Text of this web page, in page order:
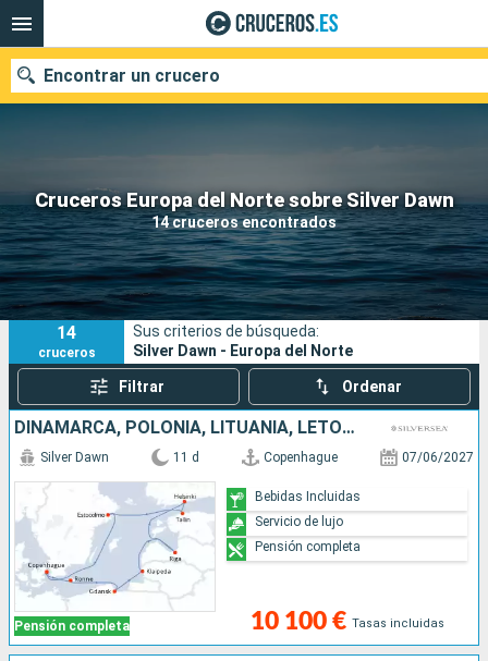
Cruceros Europa del Norte sobre Silver Dawn
14 cruceros encontrados
Encontrar un crucero
Nuestros destinos
Fecha de salida
Puertos Compañías
Buscar
14
cruceros
Sus criterios de búsqueda:
Silver Dawn - Europa del Norte
Filtrar Ordenar
DINAMARCA, POLONIA, LITUANIA, LETONIA, FINLANDIA, ESTONIA, SUECIA
Pensión completa
Silver Dawn 11 d Copenhague 07/06/2027
10 100 € Tasas incluidas
Bebidas Incluidas
Servicio de lujo
Pensión completa